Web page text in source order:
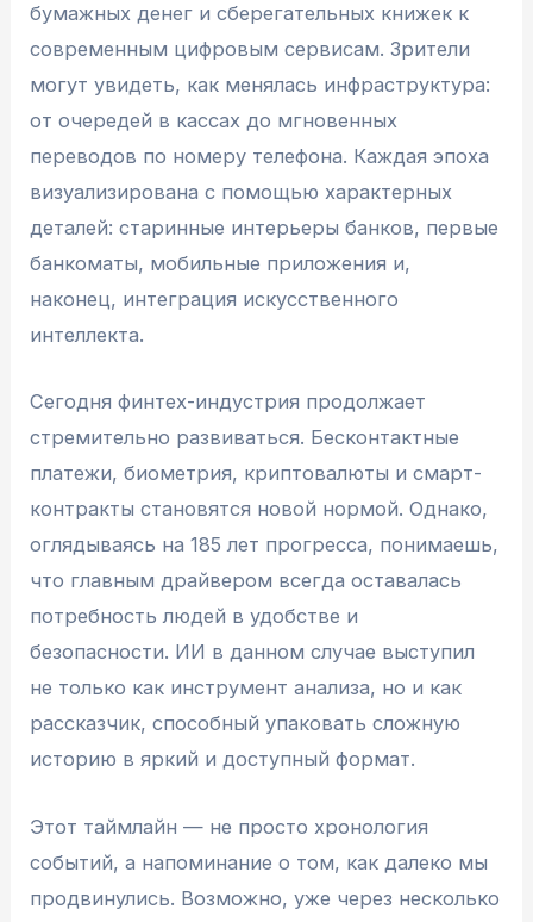
бумажных денег и сберегательных книжек к
современным цифровым сервисам. Зрители
могут увидеть, как менялась инфраструктура:
от очередей в кассах до мгновенных
переводов по номеру телефона. Каждая эпоха
визуализирована с помощью характерных
деталей: старинные интерьеры банков, первые
банкоматы, мобильные приложения и,
наконец, интеграция искусственного
интеллекта.
Сегодня финтех-индустрия продолжает
стремительно развиваться. Бесконтактные
платежи, биометрия, криптовалюты и смарт-
контракты становятся новой нормой. Однако,
оглядываясь на 185 лет прогресса, понимаешь,
что главным драйвером всегда оставалась
потребность людей в удобстве и
безопасности. ИИ в данном случае выступил
не только как инструмент анализа, но и как
рассказчик, способный упаковать сложную
историю в яркий и доступный формат.
Этот таймлайн — не просто хронология
событий, а напоминание о том, как далеко мы
продвинулись. Возможно, уже через несколько